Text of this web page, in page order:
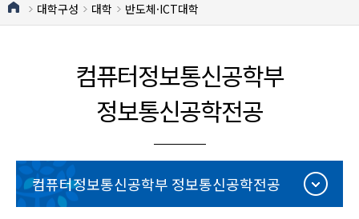
대학구성 대학 반도체·ICT대학
컴퓨터정보통신공학부
정보통신공학전공
컴퓨터정보통신공학부 정보통신공학전공